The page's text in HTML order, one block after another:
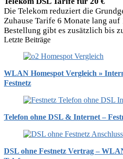
Die Telekom reduziert die
Zuhause Tarife 6 Monate lang
Bestellung gibt es zusätzlich bis
Letzte Beiträge
WLAN Homespot Vergleich »
Festnetz
Telefon ohne DSL & Internet –
DSL ohne Festnetz Vertrag –